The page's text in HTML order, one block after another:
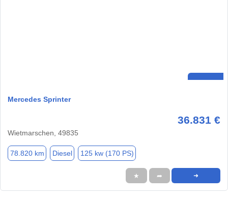
Mercedes Sprinter
36.831 €
Wietmarschen, 49835
78.820 km Diesel 125 kw (170 PS)
★ ➦ ➜